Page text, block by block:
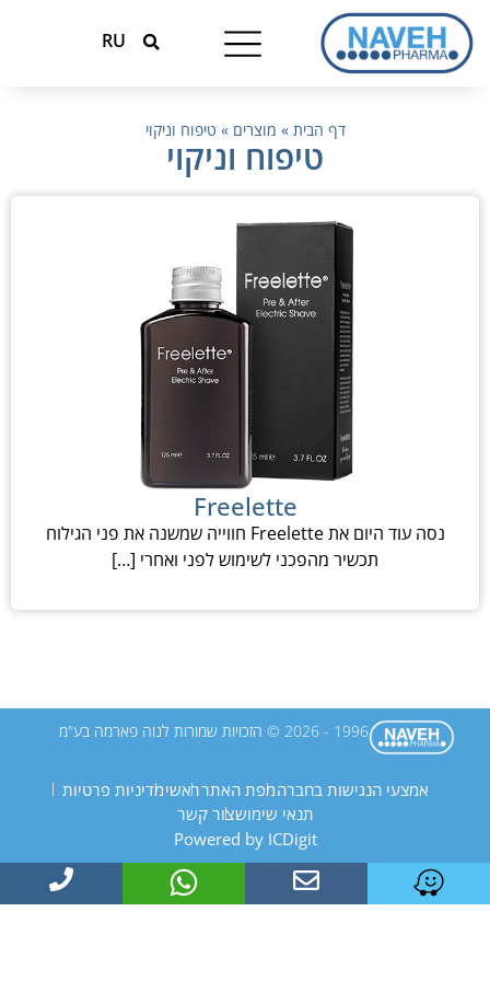
RU
דף הבית » מוצרים » טיפוח וניקוי
טיפוח וניקוי
Freelette
נסה עוד היום את Freelette חווייה שמשנה את פני הגילוח
תכשיר מהפכני לשימוש לפני ואחרי […]
אמצעי הנגישות בחברהמפת האתרראשימדיניות פרטיות
תנאי שימושצור קשר
Powered by ICDigit
1996 - 2026 © הזכויות שמורות לנוה פארמה בע"מ